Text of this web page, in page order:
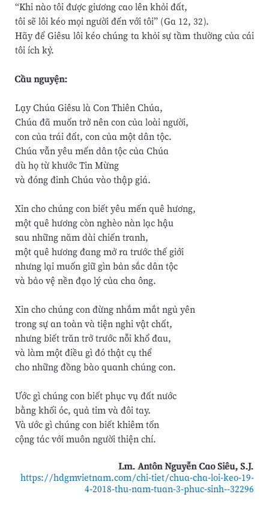
“Khi nào tôi được giương cao lên khỏi đất,
tôi sẽ lôi kéo mọi người đến với tôi” (Ga 12, 32).
Hãy để Giêsu lôi kéo chúng ta khỏi sự tầm thường của cái
tôi ích kỷ.
Cầu nguyện:
Lạy Chúa Giêsu là Con Thiên Chúa,
Chúa đã muốn trở nên con của loài người,
con của trái đất, con của một dân tộc.
Chúa vẫn yêu mến dân tộc của Chúa
dù họ từ khước Tin Mừng
và đóng đinh Chúa vào thập giá.
Xin cho chúng con biết yêu mến quê hương,
một quê hương còn nghèo nàn lạc hậu
sau những năm dài chiến tranh,
một quê hương đang mở ra trước thế giới
nhưng lại muốn giữ gìn bản sắc dân tộc
và bảo vệ nền đạo lý của cha ông.
Xin cho chúng con đừng nhắm mắt ngủ yên
trong sự an toàn và tiện nghi vật chất,
nhưng biết trăn trở trước nỗi khổ đau,
và làm một điều gì đó thật cụ thể
cho những đồng bào quanh chúng con.
Ước gì chúng con biết phục vụ đất nước
bằng khối óc, quả tim và đôi tay.
Và ước gì chúng con biết khiêm tốn
cộng tác với muôn người thiện chí.
Lm. Antôn Nguyễn Cao Siêu, S.J.
https://hdgmvietnam.com/chi-tiet/chua-cha-loi-keo-19-
4-2018-thu-nam-tuan-3-phuc-sinh--32296